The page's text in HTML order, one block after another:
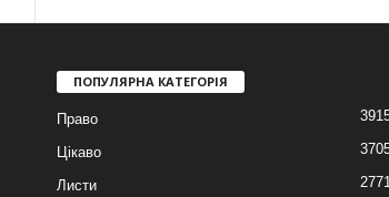
ПОПУЛЯРНА КАТЕГОРІЯ
Право
Цікаво
Листи 2771